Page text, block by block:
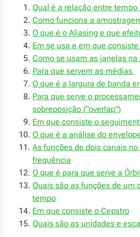
Qual é a relação entre
Como funciona a
O que é o Aliasing e que
Em se usa e em que
Como se usam as janelas
Para que servem as médias
O que é a largura de banda
Para que serve o
sobreposição (“overlap”)
Em que consiste o
O que é a análise do
As funções de dois canais
frequência
O que é para que serve a
Quais são as funções de um
tempo
Em que consiste o Cepstro
Quais são as unidades e